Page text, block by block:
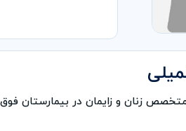
متخصص زنان و زایمان در بیمارستان